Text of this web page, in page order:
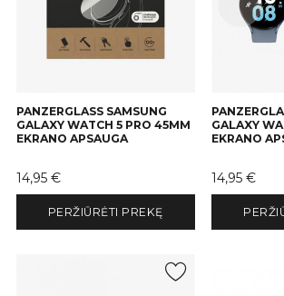
PANZERGLASS SAMSUNG
GALAXY WATCH 5 PRO 45MM
EKRANO APSAUGA
Kaina
14,95 €
PERŽIŪRĖTI PREKĘ
GALAXY
EKRANO
Kaina
14,95 €